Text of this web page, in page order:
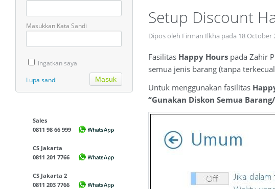
Masukkan Kata Sandi
Ingatkan saya
Lupa sandi
Sales
0811 98 66 999
CS Jakarta
0811 201 7766
CS Jakarta 2
0811 203 7766
Setup Discount
Dipos oleh Firman Ilkha pada 18 October
Fasilitas Happy Hours pada Zahir
semua jenis barang (tanpa
Untuk menggunakan fasilitas
“Gunakan Diskon Semua